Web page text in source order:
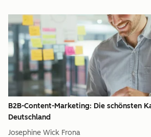
B2B-Content-Marketing: Die schönsten
Deutschland
Josephine Wick Frona